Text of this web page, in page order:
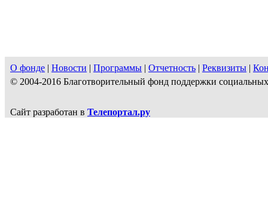
О фонде | Новости | Программы | Отчетность | Реквизиты |
© 2004-2016 Благотворительный фонд поддержки
Сайт разработан в Телепортал.ру